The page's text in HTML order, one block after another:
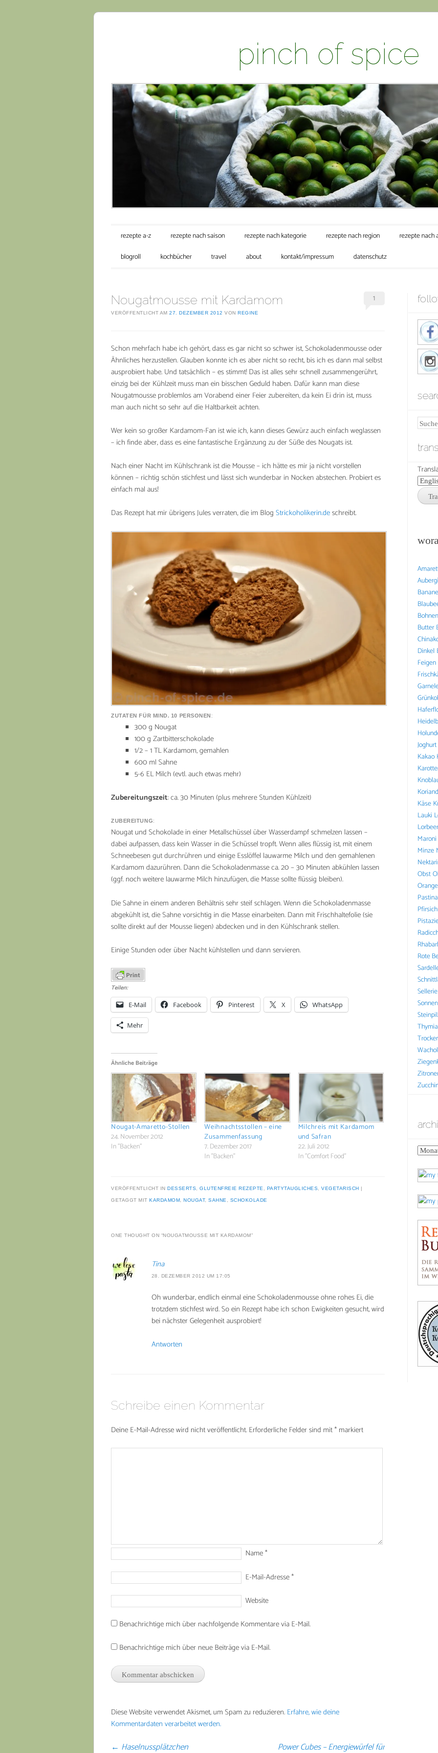
pinch of spice
Hauptmenü
Zum Inhalt springen
rezepte a-z rezepte nach saison rezepte nach kategorie rezepte nach region rezepte nach
blogroll
kochbücher travel about kontakt/impressum datenschutz
Nougatmousse mit Kardamom
VERÖFFENTLICHT AM 27. DEZEMBER 2012 VON REGINE
1
Schon mehrfach habe ich gehört, dass es gar nicht so schwer ist, Schokoladenmousse oder
Ähnliches herzustellen. Glauben konnte ich es aber nicht so recht, bis ich es dann mal selbst
ausprobiert habe. Und tatsächlich – es stimmt! Das ist alles sehr schnell zusammengerührt,
einzig bei der Kühlzeit muss man ein bisschen Geduld haben. Dafür kann man diese
Nougatmousse problemlos am Vorabend einer Feier zubereiten, da kein Ei drin ist, muss
man auch nicht so sehr auf die Haltbarkeit achten.
Wer kein so großer Kardamom-Fan ist wie ich, kann dieses Gewürz auch einfach weglassen
– ich finde aber, dass es eine fantastische Ergänzung zu der Süße des Nougats ist.
Nach einer Nacht im Kühlschrank ist die Mousse – ich hätte es mir ja nicht vorstellen
können – richtig schön stichfest und lässt sich wunderbar in Nocken abstechen. Probiert es
einfach mal aus!
Das Rezept hat mir übrigens Jules verraten, die im Blog Strickoholikerin.deschreibt.
ZUTATEN FÜR MIND. 10 PERSONEN:
300 g Nougat
100 g Zartbitterschokolade
1/2 – 1 TL Kardamom, gemahlen
600 ml Sahne
5-6 EL Milch (evtl. auch etwas mehr)
Zubereitungszeit: ca. 30 Minuten (plus mehrere Stunden Kühlzeit)
ZUBEREITUNG:
Nougat und Schokolade in einer Metallschüssel über Wasserdampf schmelzen lassen –
dabei aufpassen, dass kein Wasser in die Schüssel tropft. Wenn alles flüssig ist, mit einem
Schneebesen gut durchrühren und einige Esslöffel lauwarme Milch und den gemahlenen
Kardamom dazurühren. Dann die Schokoladenmasse ca. 20 – 30 Minuten abkühlen lassen
(ggf. noch weitere lauwarme Milch hinzufügen, die Masse sollte flüssig bleiben).
Die Sahne in einem anderen Behältnis sehr steif schlagen. Wenn die Schokoladenmasse
abgekühlt ist, die Sahne vorsichtig in die Masse einarbeiten. Dann mit Frischhaltefolie (sie
sollte direkt auf der Mousse liegen) abdecken und in den Kühlschrank stellen.
Einige Stunden oder über Nacht kühlstellen und dann servieren.
Teilen:
E-Mail Facebook Pinterest X WhatsApp
Mehr
Ähnliche Beiträge
Nougat-Amaretto-Stollen
24. November 2012
In "Backen"
Weihnachtsstollen – eine
Zusammenfassung
7. Dezember 2017
In "Backen"
Milchreis mit Kardamom
und Safran
22. Juli 2012
In "Comfort Food"
VERÖFFENTLICHT IN DESSERTS GLUTENFREIE REZEPTE PARTYTAUGLICHES VEGETARISCH |
GETAGGT MIT KARDAMOM NOUGAT, SAHNE SCHOKOLADE
ONE THOUGHT ON “NOUGATMOUSSE MIT KARDAMOM”
Tina
28. DEZEMBER 2012 UM 17:05
Oh wunderbar, endlich einmal eine Schokoladenmousse ohne rohes Ei, die
trotzdem stichfest wird. So ein Rezept habe ich schon Ewigkeiten gesucht, wird
bei nächster Gelegenheit ausprobiert!
Antworten
Schreibe einen Kommentar
Deine E-Mail-Adresse wird nicht veröffentlicht. Erforderliche Felder sind mit* markiert
Name*
E-Mail-Adresse*
Website
Benachrichtige mich über nachfolgende Kommentare via E-Mail.
Benachrichtige mich über neue Beiträge via E-Mail.
Diese Website verwendet Akismet, um Spam zu reduzieren. Erfahre, wie deine
Kommentardaten verarbeitet werden.
Beitragsnavigation
← Haselnussplätzchen
Power Cubes – Energiewürfel für
Banane
Bohnen
Butter
Dinkel
Feigen
Joghurt
Kakao
Käse
Lauki
Lorbeer
Maroni
Minze
Obst
Pfirsich
Rote
Sellerie
archive